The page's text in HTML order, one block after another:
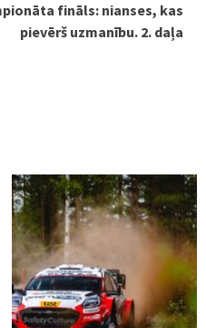
fināls: nianses, kas
pievērš uzmanību. 2. daļa